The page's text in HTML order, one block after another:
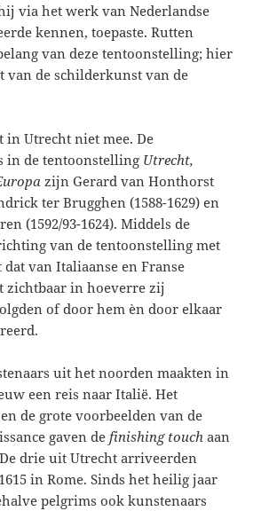
via het werk van Nederlandse
kennen, toepaste. Rutten
van deze tentoonstelling; hier
van de schilderkunst van de
in Utrecht niet mee. De
in de tentoonstelling Utrecht,
zijn Gerard van Honthorst
ter Brugghen (1588-1629) en
(1592/93-1624). Middels de
van de tentoonstelling met
van Italiaanse en Franse
zichtbaar in hoeverre zij
of door hem èn door elkaar
uit het noorden maakten in
een reis naar Italië. Het
de grote voorbeelden van de
gaven definishing touch aan
drie uit Utrecht arriveerden
in Rome. Sinds het heilig jaar
pelgrims ook kunstenaars